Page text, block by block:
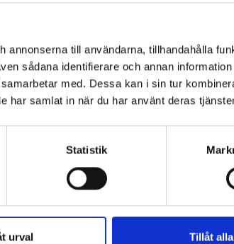
annonserna till användarna, tillhandahålla
sådana identifierare och annan
med. Dessa kan i sin tur
har samlat in när du har använt deras
Statistik
urval Tillåt alla
Autopay.
du kan välja att betala med app.